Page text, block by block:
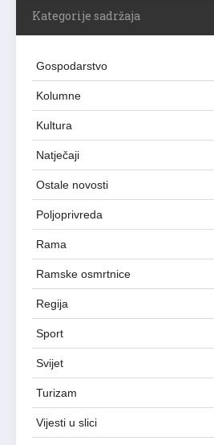
Kategorije sadržaja
Gospodarstvo
Kolumne
Kultura
Natječaji
Ostale novosti
Poljoprivreda
Rama
Ramske osmrtnice
Regija
Sport
Svijet
Turizam
Vijesti u slici